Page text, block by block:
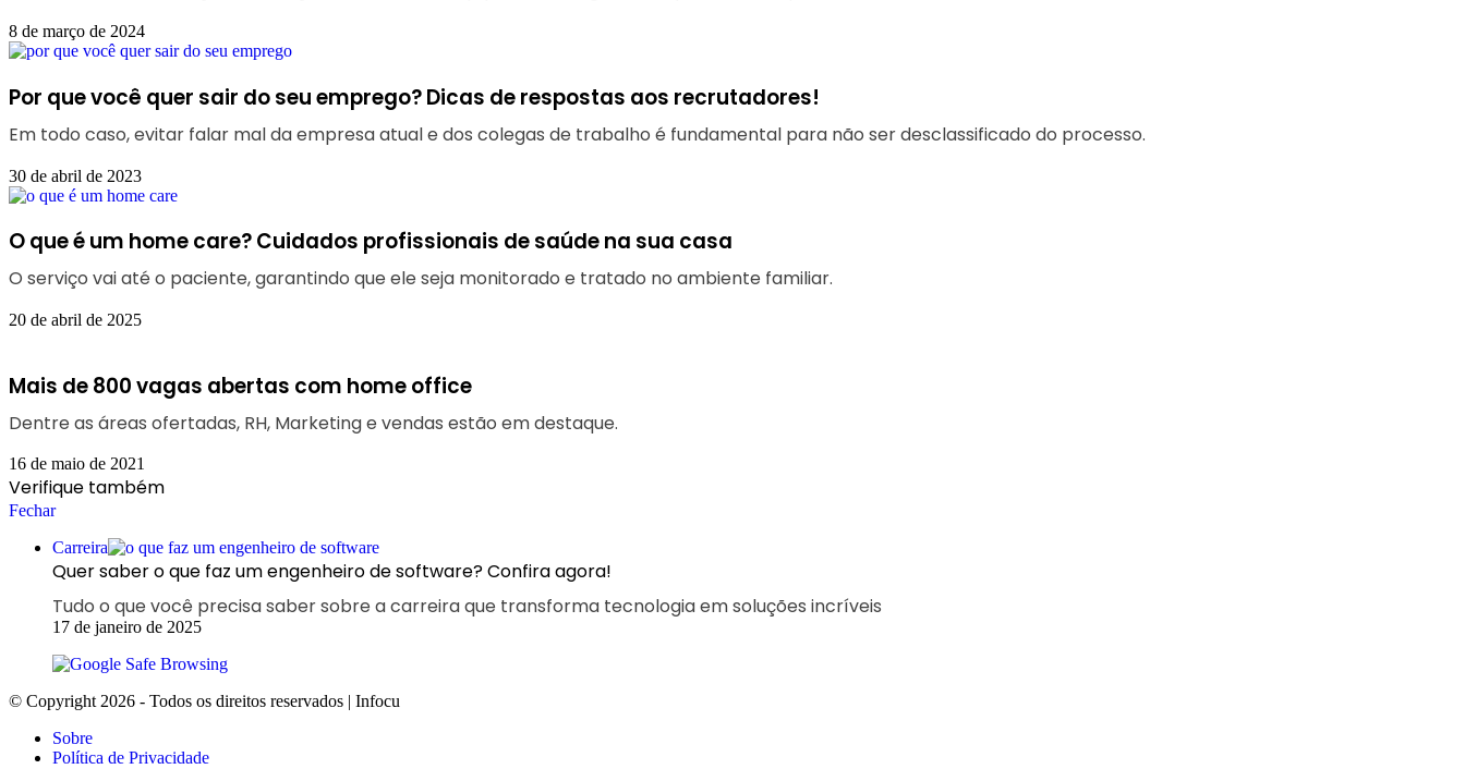
8 de março de 2024
Por que você quer sair do seu emprego? Dicas de respostas aos recrutadores!
Em todo caso, evitar falar mal da empresa atual e dos colegas de trabalho é fundamental para não ser desclassificado do processo.
30 de abril de 2023
O que é um home care? Cuidados profissionais de saúde na sua casa
O serviço vai até o paciente, garantindo que ele seja monitorado e tratado no ambiente familiar.
20 de abril de 2025
Mais de 800 vagas abertas com home office
Dentre as áreas ofertadas, RH, Marketing e vendas estão em destaque.
16 de maio de 2021
Verifique também
Fechar
Carreira
Quer saber o que faz um engenheiro de software? Confira agora!
Tudo o que você precisa saber sobre a carreira que transforma tecnologia em soluções incríveis
17 de janeiro de 2025
© Copyright 2026 - Todos os direitos reservados | Infocu
Sobre
Política de Privacidade